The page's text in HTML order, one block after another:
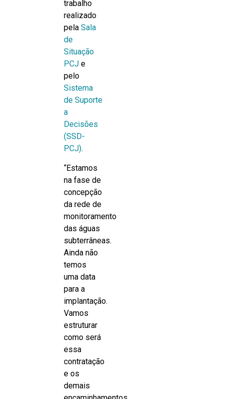
trabalho
realizado
pela Sala
de
Situação
PCJ e
pelo
Sistema
de Suporte
a
Decisões
(SSD-
PCJ).
“Estamos
na fase de
concepção
da rede de
monitoramento
das águas
subterrâneas.
Ainda não
temos
uma data
para a
implantação.
Vamos
estruturar
como será
essa
contratação
e os
demais